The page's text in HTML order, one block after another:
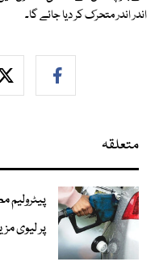
اندر اندر متحرک کر دیا جائے گا۔
متعلقہ
پر لیوی